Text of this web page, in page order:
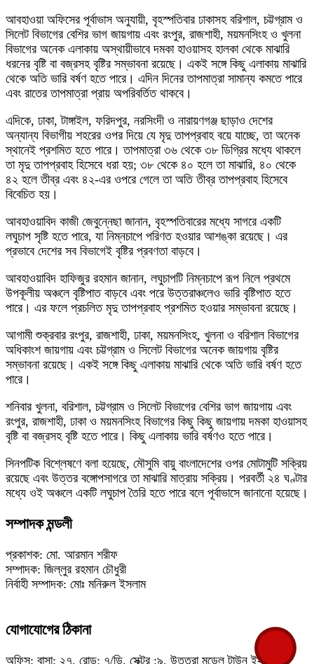
আবহাওয়া অফিসের পূর্বাভাস অনুযায়ী, বৃহস্পতিবার ঢাকাসহ বরিশাল, চট্টগ্রাম ও
সিলেট বিভাগের বেশির ভাগ জায়গায় এবং রংপুর, রাজশাহী, ময়মনসিংহ ও খুলনা
বিভাগের অনেক এলাকায় অস্থায়ীভাবে দমকা হাওয়াসহ হালকা থেকে মাঝারি
ধরনের বৃষ্টি বা বজ্রসহ বৃষ্টির সম্ভাবনা রয়েছে। একই সঙ্গে কিছু এলাকায় মাঝারি
থেকে অতি ভারি বর্ষণ হতে পারে। এদিন দিনের তাপমাত্রা সামান্য কমতে পারে
এবং রাতের তাপমাত্রা প্রায় অপরিবর্তিত থাকবে।
এদিকে, ঢাকা, টাঙ্গাইল, ফরিদপুর, নরসিংদী ও নারায়ণগঞ্জ ছাড়াও দেশের
অন্যান্য বিভাগীয় শহরের ওপর দিয়ে যে মৃদু তাপপ্রবাহ বয়ে যাচ্ছে, তা অনেক
স্থানেই প্রশমিত হতে পারে। তাপমাত্রা ৩৬ থেকে ৩৮ ডিগ্রির মধ্যে থাকলে
তা মৃদু তাপপ্রবাহ হিসেবে ধরা হয়; ৩৮ থেকে ৪০ হলে তা মাঝারি, ৪০ থেকে
৪২ হলে তীব্র এবং ৪২-এর ওপরে গেলে তা অতি তীব্র তাপপ্রবাহ হিসেবে
বিবেচিত হয়।
আবহাওয়াবিদ কাজী জেবুন্নেছা জানান, বৃহস্পতিবারের মধ্যে সাগরে একটি
লঘুচাপ সৃষ্টি হতে পারে, যা নিম্নচাপে পরিণত হওয়ার আশঙ্কা রয়েছে। এর
প্রভাবে দেশের সব বিভাগেই বৃষ্টির প্রবণতা বাড়বে।
আবহাওয়াবিদ হাফিজুর রহমান জানান, লঘুচাপটি নিম্নচাপে রূপ নিলে প্রথমে
উপকূলীয় অঞ্চলে বৃষ্টিপাত বাড়বে এবং পরে উত্তরাঞ্চলেও ভারি বৃষ্টিপাত হতে
পারে। এর ফলে প্রচলিত মৃদু তাপপ্রবাহ প্রশমিত হওয়ার সম্ভাবনা রয়েছে।
আগামী শুক্রবার রংপুর, রাজশাহী, ঢাকা, ময়মনসিংহ, খুলনা ও বরিশাল বিভাগের
অধিকাংশ জায়গায় এবং চট্টগ্রাম ও সিলেট বিভাগের অনেক জায়গায় বৃষ্টির
সম্ভাবনা রয়েছে। একই সঙ্গে কিছু এলাকায় মাঝারি থেকে অতি ভারি বর্ষণ হতে
পারে।
শনিবার খুলনা, বরিশাল, চট্টগ্রাম ও সিলেট বিভাগের বেশির ভাগ জায়গায় এবং
রংপুর, রাজশাহী, ঢাকা ও ময়মনসিংহ বিভাগের কিছু কিছু জায়গায় দমকা হাওয়াসহ
বৃষ্টি বা বজ্রসহ বৃষ্টি হতে পারে। কিছু এলাকায় ভারি বর্ষণও হতে পারে।
সিনপটিক বিশ্লেষণে বলা হয়েছে, মৌসুমি বায়ু বাংলাদেশের ওপর মোটামুটি সক্রিয়
রয়েছে এবং উত্তর বঙ্গোপসাগরে তা মাঝারি মাত্রায় সক্রিয়। পরবর্তী ২৪ ঘণ্টার
মধ্যে ওই অঞ্চলে একটি লঘুচাপ তৈরি হতে পারে বলে পূর্বাভাসে জানানো হয়েছে।
সম্পাদক মন্ডলী
প্রকাশক: মো. আরমান শরীফ
সম্পাদক: জিল্লুর রহমান চৌধুরী
নির্বাহী সম্পাদক: মোঃ মনিরুল ইসলাম
যোগাযোগের ঠিকানা
অফিস: বাসা: ২৭, রোড: ৭/ডি, সেক্টর :৯, উত্তরা মডেল টাউন ই-মেইল: